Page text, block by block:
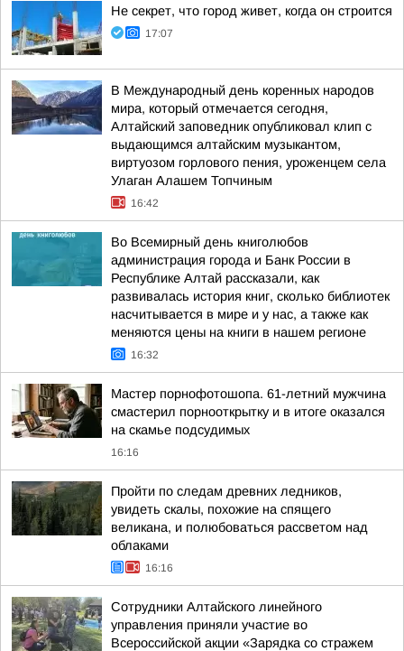
Не секрет, что город живет, когда он строится
17:07
В Международный день коренных народов
мира, который отмечается сегодня,
Алтайский заповедник опубликовал клип с
выдающимся алтайским музыкантом,
виртуозом горлового пения, уроженцем села
Улаган Алашем Топчиным
16:42
Во Всемирный день книголюбов
администрация города и Банк России в
Республике Алтай рассказали, как
развивалась история книг, сколько библиотек
насчитывается в мире и у нас, а также как
меняются цены на книги в нашем регионе
16:32
Мастер порнофотошопа. 61-летний мужчина
смастерил порнооткрытку и в итоге оказался
на скамье подсудимых
16:16
Пройти по следам древних ледников,
увидеть скалы, похожие на спящего
великана, и полюбоваться рассветом над
облаками
16:16
Сотрудники Алтайского линейного
управления приняли участие во
Всероссийской акции «Зарядка со стражем